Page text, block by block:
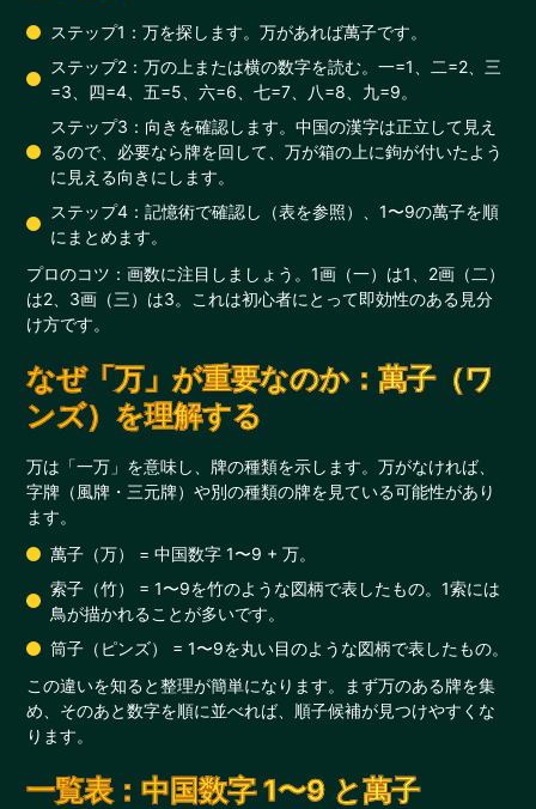
ステップ1：万を探します。万があれば萬子です。
ステップ2：万の上または横の数字を読む。一=1、二=2、三
=3、四=4、五=5、六=6、七=7、八=8、九=9。
ステップ3：向きを確認します。中国の漢字は正立して見え
るので、必要なら牌を回して、万が箱の上に鉤が付いたよう
に見える向きにします。
ステップ4：記憶術で確認し（表を参照）、1〜9の萬子を順
にまとめます。
プロのコツ：画数に注目しましょう。1画（一）は1、2画（二）
は2、3画（三）は3。これは初心者にとって即効性のある見分
け方です。
なぜ「万」が重要なのか：萬子（ワ
ンズ）を理解する
万は「一万」を意味し、牌の種類を示します。万がなければ、
字牌（風牌・三元牌）や別の種類の牌を見ている可能性があり
ます。
萬子（万） = 中国数字 1〜9 + 万。
索子（竹） = 1〜9を竹のような図柄で表したもの。1索には
鳥が描かれることが多いです。
筒子（ピンズ） = 1〜9を丸い目のような図柄で表したもの。
この違いを知ると整理が簡単になります。まず万のある牌を集
め、そのあと数字を順に並べれば、順子候補が見つけやすくな
ります。
一覧表：中国数字 1〜9 と萬子